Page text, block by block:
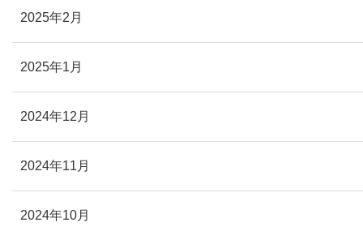
2025年2月
2025年1月
2024年12月
2024年11月
2024年10月